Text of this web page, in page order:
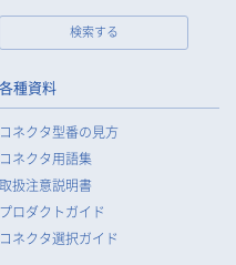
り、お客様等の氏名、住
、勤務先情報（所属会社
（FAX）番号等）、性別、銀
す。当社は、適正に個人情
により取得することはいた
検索する
各種資料
コネクタ型番の見方
コネクタ用語集
取扱注意説明書
プロダクトガイド
コネクタ選択ガイド